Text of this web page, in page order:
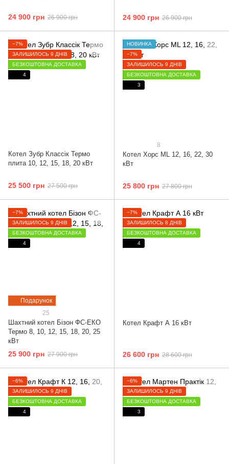
24 900 грн 26 900 грн 24 900 грн 26 900 грн
−7%
ЗАЛИШИЛОСЬ 9 ДНІВ
БЕЗКОШТОВНА ДОСТАВКА
4
Котел Зубр Классік Термо
плита 10, 12, 15, 18, 20 кВт
25 500 грн 27 500 грн
НОВИНКА
−7%
ЗАЛИШИЛОСЬ 9 ДНІВ
БЕЗКОШТОВНА ДОСТАВКА
3
8
Котел Хорс ML 12, 16, 22, 30
кВт
25 800 грн 27 800 грн
Подарунок
−7%
ЗАЛИШИЛОСЬ 9 ДНІВ
БЕЗКОШТОВНА ДОСТАВКА
4
25
Шахтний котел Бізон ФС-ЕКО
Термо 8, 10, 12, 15, 18, 20, 25
кВт
25 900 грн 27 900 грн
−7%
ЗАЛИШИЛОСЬ 8 ДНІВ
БЕЗКОШТОВНА ДОСТАВКА
4
Котел Крафт А 16 кВт
26 600 грн 28 600 грн
−6%
ЗАЛИШИЛОСЬ 9 ДНІВ
БЕЗКОШТОВНА ДОСТАВКА
4
−6%
ЗАЛИШИЛОСЬ 9 ДНІВ
БЕЗКОШТОВНА ДОСТАВКА
3